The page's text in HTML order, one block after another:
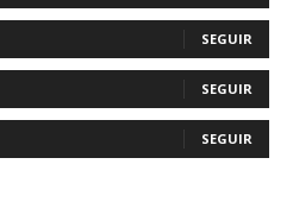
SEGUIR
SEGUIR
SEGUIR